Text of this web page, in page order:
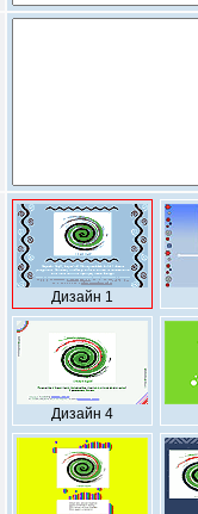
Дизайн 1
Дизайн 4